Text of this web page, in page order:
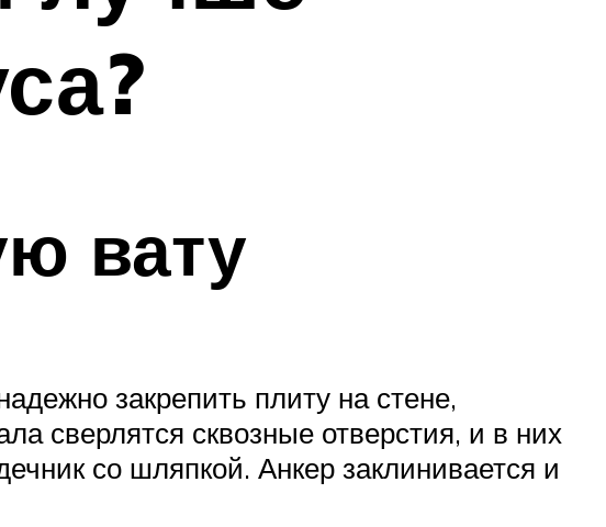
вату
закрепить плиту на стене,
сверлятся сквозные отверстия, и в них
со шляпкой. Анкер заклинивается и